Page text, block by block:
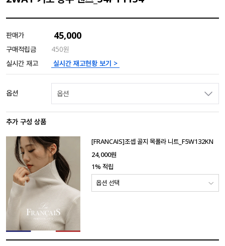
판매가 45,000
구매적립금
450원
실시간 재고
실시간 재고현황 보기 >
옵션 옵션
추가 구성 상품
[FRANCAIS]조셉 골지 목폴라 니트_F5W132KN
24,000원
1% 적립